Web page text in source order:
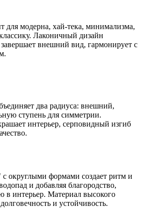
для модерна, хай-тека, минимализма,
Лаконичный дизайн
завершает внешний вид, гармонирует с
два радиуса: внешний,
ступень для симметрии.
интерьер, серповидный изгиб
округлыми формами создает ритм и
и добавляя благородство,
в интерьер. Материал высокого
и устойчивость.